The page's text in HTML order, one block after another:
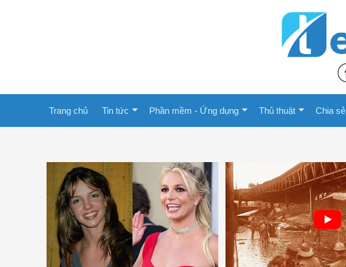
Trang chủ Tin tức Phần mềm - Ứng dụng Thủ thuật Chia sẻ